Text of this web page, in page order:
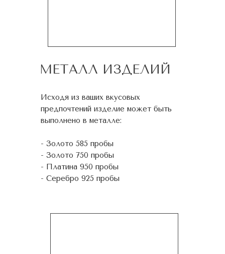
МЕТАЛЛ ИЗДЕЛИЙ
Исходя из ваших вкусовых
предпочтений изделие может быть
выполнено в металле:
- Золото 585 пробы
- Золото 750 пробы
- Платина 950 пробы
- Серебро 925 пробы